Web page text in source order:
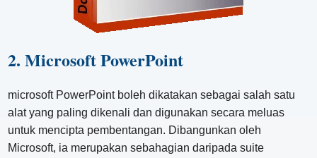
2. Microsoft PowerPoint
microsoft PowerPoint boleh dikatakan sebagai salah satu
alat yang paling dikenali dan digunakan secara meluas
untuk mencipta pembentangan. Dibangunkan oleh
Microsoft, ia merupakan sebahagian daripada suite